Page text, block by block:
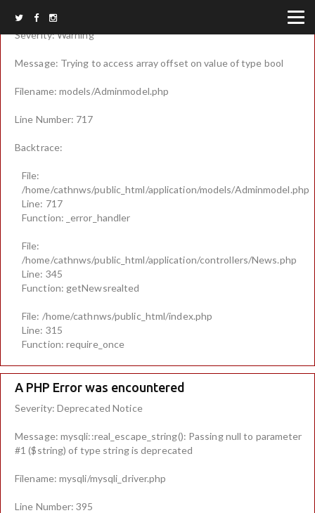
A PHP Error was encountered
Severity: Warning
Message: Trying to access array offset on value of type bool
Filename: models/Adminmodel.php
Line Number: 717
Backtrace:
File:
/home/cathnws/public_html/application/models/Adminmodel.php
Line: 717
Function: _error_handler
File:
/home/cathnws/public_html/application/controllers/News.php
Line: 345
Function: getNewsrealted
File: /home/cathnws/public_html/index.php
Line: 315
Function: require_once
A PHP Error was encountered
Severity: Deprecated Notice
Message: mysqli::real_escape_string(): Passing null to parameter
#1 ($string) of type string is deprecated
Filename: mysqli/mysqli_driver.php
Line Number: 395